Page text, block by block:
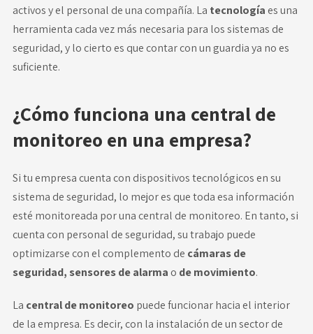
activos y el personal de una compañía. La tecnología es una
herramienta cada vez más necesaria para los sistemas de
seguridad, y lo cierto es que contar con un guardia ya no es
suficiente.
¿Cómo funciona una central de
monitoreo en una empresa?
Si tu empresa cuenta con dispositivos tecnológicos en su
sistema de seguridad, lo mejor es que toda esa información
esté monitoreada por una central de monitoreo. En tanto, si
cuenta con personal de seguridad, su trabajo puede
optimizarse con el complemento de cámaras de
seguridad, sensores de alarma o de movimiento.
La central de monitoreo puede funcionar hacia el interior
de la empresa. Es decir, con la instalación de un sector de